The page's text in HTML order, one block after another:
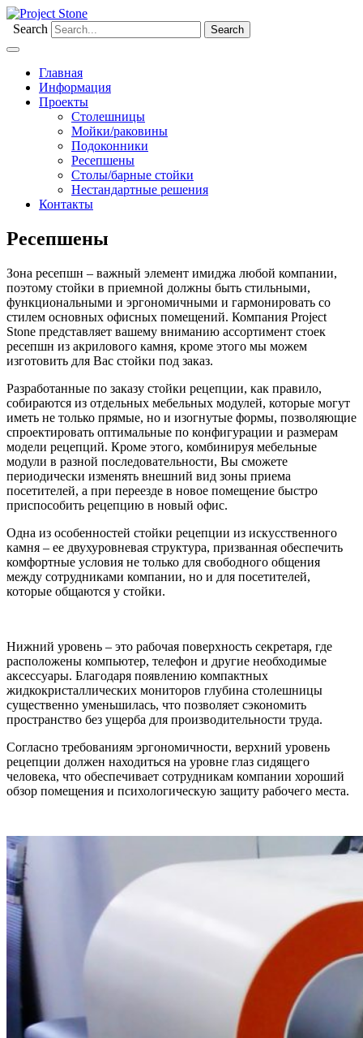
Search
Главная
Информация
Проекты
Столешницы
Мойки/раковины
Подоконники
Ресепшены
Столы/барные стойки
Нестандартные решения
Контакты
Ресепшены
Зона ресепшн – важный элемент имиджа любой компании,
поэтому стойки в приемной должны быть стильными,
функциональными и эргономичными и гармонировать со
стилем основных офисных помещений. Компания Project
Stone представляет вашему вниманию ассортимент стоек
ресепшн из акрилового камня, кроме этого мы можем
изготовить для Вас стойки под заказ.
Разработанные по заказу стойки рецепции, как правило,
собираются из отдельных мебельных модулей, которые могут
иметь не только прямые, но и изогнутые формы, позволяющие
спроектировать оптимальные по конфигурации и размерам
модели рецепций. Кроме этого, комбинируя мебельные
модули в разной последовательности, Вы сможете
периодически изменять внешний вид зоны приема
посетителей, а при переезде в новое помещение быстро
приспособить рецепцию в новый офис.
Одна из особенностей стойки рецепции из искусственного
камня – ее двухуровневая структура, призванная обеспечить
комфортные условия не только для свободного общения
между сотрудниками компании, но и для посетителей,
которые общаются у стойки.
Нижний уровень – это рабочая поверхность секретаря, где
расположены компьютер, телефон и другие необходимые
аксессуары. Благодаря появлению компактных
жидкокристаллических мониторов глубина столешницы
существенно уменьшилась, что позволяет сэкономить
пространство без ущерба для производительности труда.
Согласно требованиям эргономичности, верхний уровень
рецепции должен находиться на уровне глаз сидящего
человека, что обеспечивает сотрудникам компании хороший
обзор помещения и психологическую защиту рабочего места.